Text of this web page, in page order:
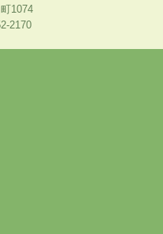
1074
2170